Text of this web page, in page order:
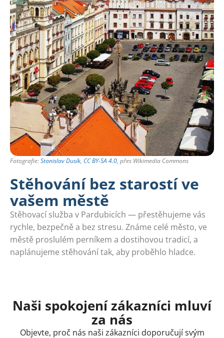
Fotografie:Stanislav Dusík, CC BY-SA 4.0, přes Wikimedia Commons
Stěhování bez starostí ve
vašem městě
Stěhovací služba v Pardubicích — přestěhujeme vás
rychle, bezpečně a bez stresu. Známe celé město, ve
městě proslulém perníkem a dostihovou tradicí, a
naplánujeme stěhování tak, aby proběhlo hladce.
Naši spokojení zákazníci mluví
za nás
Objevte, proč nás naši zákazníci doporučují svým